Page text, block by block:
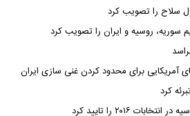
سلاح را تصویب کرد
سوریه، روسیه و ایران را تصویب کرد
آمریکایی برای محدود کردن غنی سازی ایران
کرد
۲۰۱۶ را تایید کرد